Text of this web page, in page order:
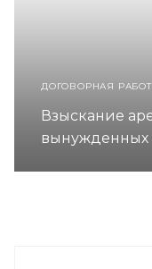
ДОГОВОРНАЯ
Взыскание
вынужденных